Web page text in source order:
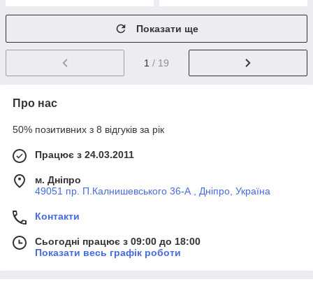
Показати ще
1 / 19
Про нас
50% позитивних з 8 відгуків за рік
Працює з 24.03.2011
м. Дніпро
49051 пр. П.Калнишевського 36-А , Дніпро, Україна
Контакти
Сьогодні працює з 09:00 до 18:00
Показати весь графік роботи